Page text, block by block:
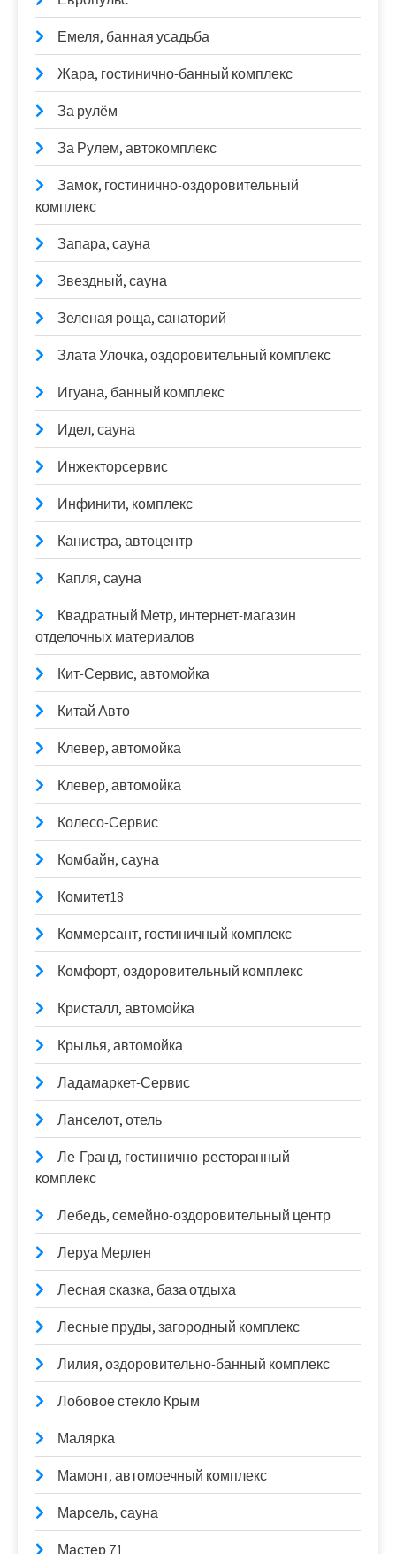
Емеля, банная усадьба
Жара, гостинично-банный комплекс
За рулём
За Рулем, автокомплекс
Замок, гостинично-оздоровительный
комплекс
Запара, сауна
Звездный, сауна
Зеленая роща, санаторий
Злата Улочка, оздоровительный комплекс
Игуана, банный комплекс
Идел, сауна
Инжекторсервис
Инфинити, комплекс
Канистра, автоцентр
Капля, сауна
Квадратный Метр, интернет-магазин
отделочных материалов
Кит-Сервис, автомойка
Китай Авто
Клевер, автомойка
Клевер, автомойка
Колесо-Сервис
Комбайн, сауна
Комитет18
Коммерсант, гостиничный комплекс
Комфорт, оздоровительный комплекс
Кристалл, автомойка
Крылья, автомойка
Ладамаркет-Сервис
Ланселот, отель
Ле-Гранд, гостинично-ресторанный
комплекс
Лебедь, семейно-оздоровительный центр
Леруа Мерлен
Лесная сказка, база отдыха
Лесные пруды, загородный комплекс
Лилия, оздоровительно-банный комплекс
Лобовое стекло Крым
Малярка
Мамонт, автомоечный комплекс
Марсель, сауна
Мастер 71